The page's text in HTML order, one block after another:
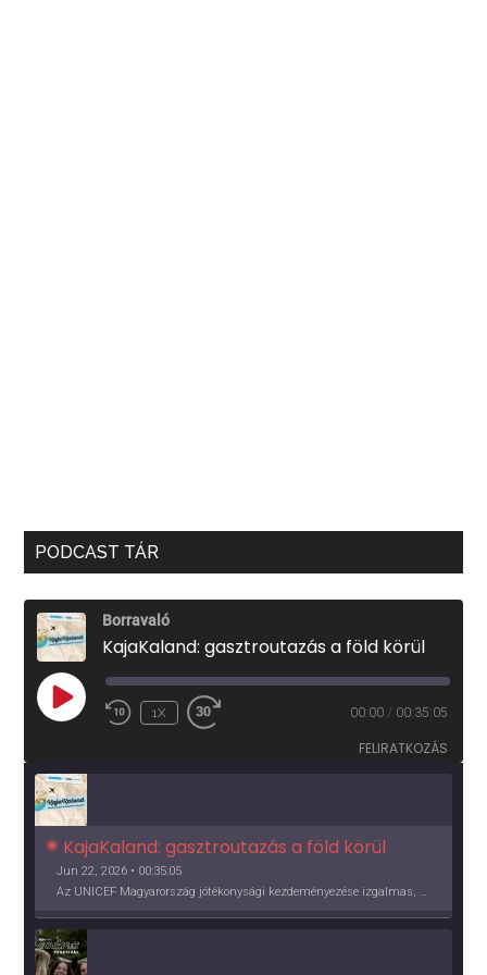
PODCAST TÁR
Borravaló
KajaKaland: gasztroutazás a föld körül
PLAY
EPISODE
1X 00:00 / 00:35:05
FELIRATKOZÁS
KajaKaland: gasztroutazás a föld körül
Jun 22, 2026 • 00:35:05
Az UNICEF Magyarország jótékonysági kezdeményezése izgalmas, egész éves világkörüli ízutazásra hív, igazi családi program és gasztroedukáció, illetve segítség a rászorulóknak is egyben.